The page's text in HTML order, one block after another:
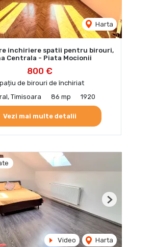
Harta
inchiriere spatii pentru birouri,
Centrala - Piata Mocionii
800 €
de birouri de închiriat
Timisoara
86 mp 1920
Vezi mai multe detalii
Video Harta
Next